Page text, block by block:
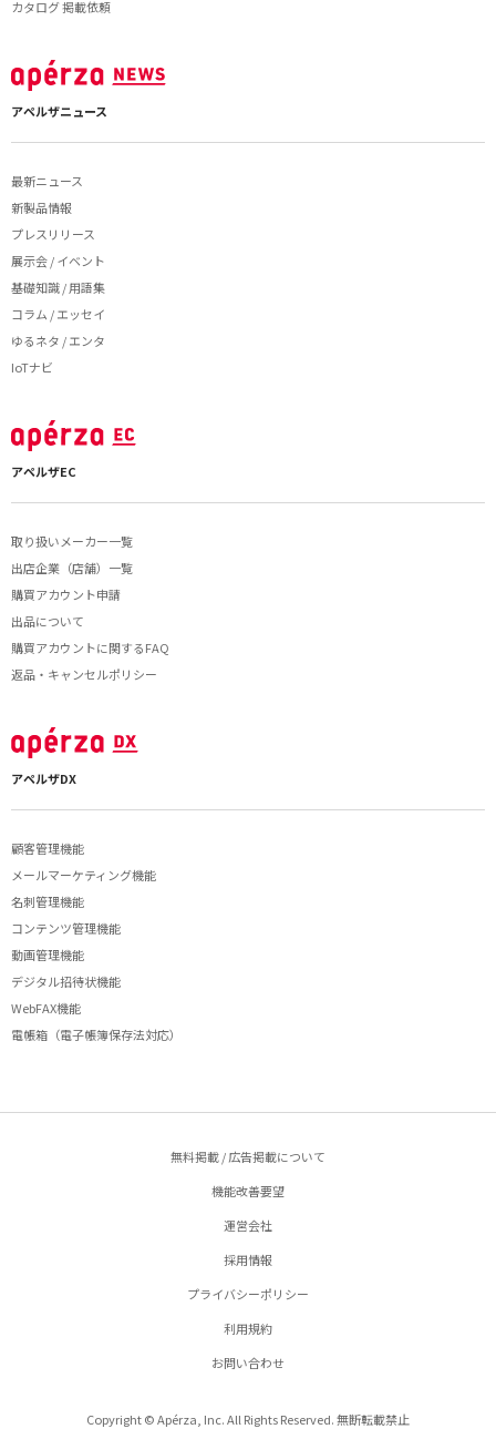
カタログ 掲載依頼
アペルザニュース
最新ニュース
新製品情報
プレスリリース
展示会 / イベント
基礎知識 / 用語集
コラム / エッセイ
ゆるネタ / エンタ
IoTナビ
アペルザEC
取り扱いメーカー一覧
出店企業（店舗）一覧
購買アカウント申請
出品について
購買アカウントに関するFAQ
返品・キャンセルポリシー
アペルザDX
顧客管理機能
メールマーケティング機能
名刺管理機能
コンテンツ管理機能
動画管理機能
デジタル招待状機能
WebFAX機能
電帳箱（電子帳簿保存法対応）
無料掲載 / 広告掲載について
機能改善要望
運営会社
採用情報
プライバシーポリシー
利用規約
お問い合わせ
Copyright © Apérza, Inc. All Rights Reserved. 無断転載禁止